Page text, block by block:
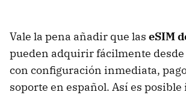
Vale la pena añadir que las eSIM
pueden adquirir fácilmente
con configuración inmediata,
soporte en español. Así es